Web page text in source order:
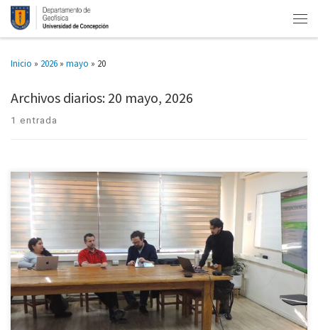
Inicio » 2026 » mayo » 20
Archivos diarios:20 mayo, 2026
1 entrada
El desafío de llevar electricidad confiable a comunidades aisladas, sin
depender de combustibles fósiles, es el eje de la tesis de magíster que
presentó el estudiante del Magíster en Geofísica […]